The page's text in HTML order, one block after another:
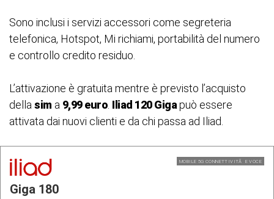
Sono inclusi i servizi accessori come segreteria
telefonica, Hotspot, Mi richiami, portabilità del numero
e controllo credito residuo.
L’attivazione è gratuita mentre è previsto l’acquisto
della sim a 9,99 euro Iliad 120 Gigapuò essere
attivata dai nuovi clienti e da chi passa ad Iliad.
MOBILE 5G CONNETTIVITÃ E VOCE
Giga 180